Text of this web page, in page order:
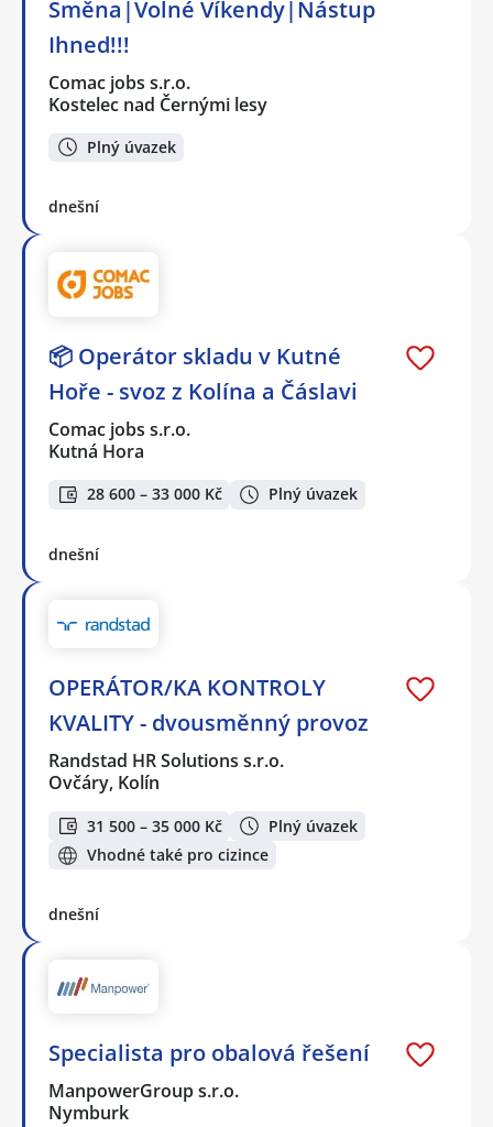
Směna|Volné Víkendy|Nástup
Ihned!!!
Comac jobs s.r.o.
Kostelec nad Černými lesy
Plný úvazek
dnešní
📦 Operátor skladu v Kutné
Hoře - svoz z Kolína a Čáslavi
Comac jobs s.r.o.
Kutná Hora
28 600 – 33 000 Kč Plný úvazek
dnešní
OPERÁTOR/KA KONTROLY
KVALITY - dvousměnný provoz
Randstad HR Solutions s.r.o.
Ovčáry, Kolín
31 500 – 35 000 Kč
Plný úvazek
Vhodné také pro cizince
dnešní
Specialista pro obalová řešení
ManpowerGroup s.r.o.
Nymburk